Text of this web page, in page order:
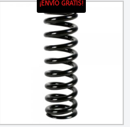
¡ENVÍO GRATIS!